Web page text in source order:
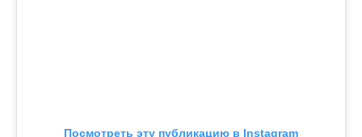
Посмотреть эту публикацию в Instagram